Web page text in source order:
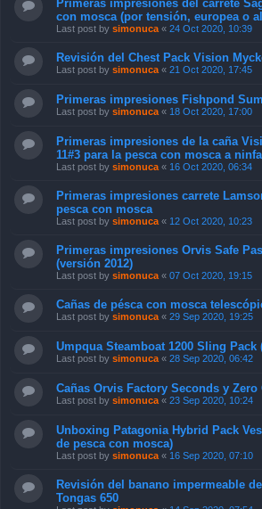
Primeras impresiones del carrete
con mosca (por tensión, europea o
Last post by simonuca « 24 Oct 2020, 10:39
Revisión del Chest Pack Vision
Last post by simonuca « 21 Oct 2020, 17:45
Primeras impresiones Fishpond
Last post by simonuca « 18 Oct 2020, 17:00
Primeras impresiones de la caña
11#3 para la pesca con mosca a
Last post by simonuca « 16 Oct 2020, 06:34
Primeras impresiones carrete
pesca con mosca
Last post by simonuca « 12 Oct 2020, 10:23
Primeras impresiones Orvis Safe
(versión 2012)
Last post by simonuca « 07 Oct 2020, 19:15
Cañas de pésca con mosca
Last post by simonuca « 29 Sep 2020, 19:25
Umpqua Steamboat 1200 Sling Pack
Last post by simonuca « 28 Sep 2020, 06:42
Cañas Orvis Factory Seconds y Zero
Last post by simonuca « 23 Sep 2020, 10:24
Unboxing Patagonia Hybrid Pack
de pesca con mosca)
Last post by simonuca « 16 Sep 2020, 07:10
Revisión del banano impermeable
Tongas 650